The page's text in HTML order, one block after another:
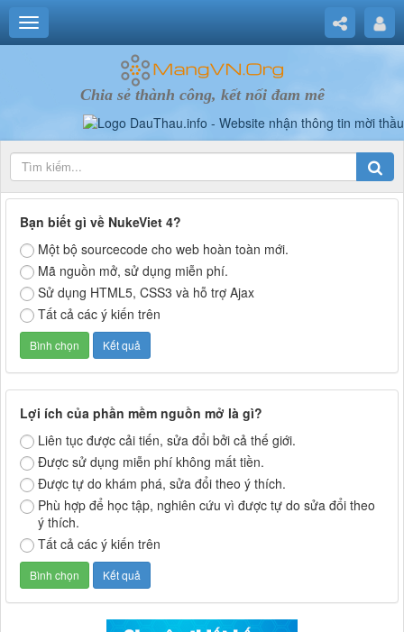
Chia sẻ thành công, kết nối đam mê
Bạn biết gì về NukeViet 4?
Một bộ sourcecode cho web hoàn toàn mới.
Mã nguồn mở, sử dụng miễn phí.
Sử dụng HTML5, CSS3 và hỗ trợ Ajax
Tất cả các ý kiến trên
Lợi ích của phần mềm nguồn mở là gì?
Liên tục được cải tiến, sửa đổi bởi cả thế giới.
Được sử dụng miễn phí không mất tiền.
Được tự do khám phá, sửa đổi theo ý thích.
Phù hợp để học tập, nghiên cứu vì được tự do sửa đổi theo
ý thích.
Tất cả các ý kiến trên